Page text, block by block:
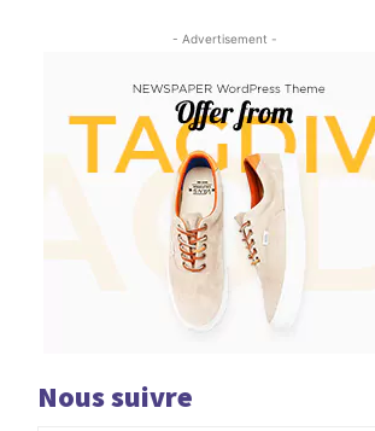
- Advertisement -
Nous suivre